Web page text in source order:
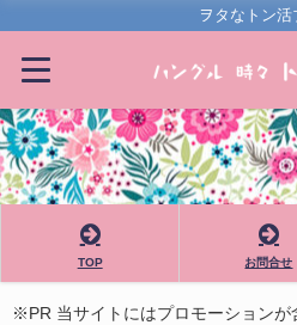
ヲタなトン活
TOP お問合せ
※PR 当サイトにはプロモーションが